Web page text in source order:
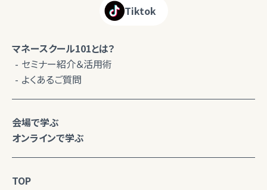
Tiktok
マネースクール101とは？
セミナー紹介＆活用術
よくあるご質問
会場で学ぶ
オンラインで学ぶ
TOP